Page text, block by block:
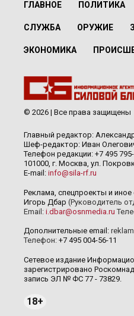
ГЛАВНОЕ ПОЛИТИКА
СЛУЖБА ОРУЖИЕ
ЭКОНОМИКА
© 2026 | Все права защищены
Главный редактор:
Шеф-редактор: Иван
Телефон редакции: +7 495
101000, г. Москва, ул.
E-mail: info@sila-rf.ru
Реклама, спецпроекты и иное
Игорь Дбар (Руководитель
Email: i.dbar@osnmedia.ru
Дополнительные email:
Телефон: +7 495 004-56-11
Сетевое издание
зарегистрировано
запись ЭЛ № ФС 77 - 73829.
18+